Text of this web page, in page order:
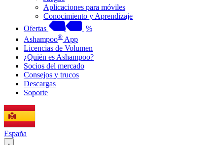
Aplicaciones para móviles
Conocimiento y Aprendizaje
Ofertas
%
Ashampoo® App
Licencias de Volumen
¿Quién es Ashampoo?
Socios del mercado
Consejos y trucos
Descargas
Soporte
España